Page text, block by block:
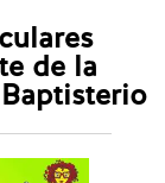
de la